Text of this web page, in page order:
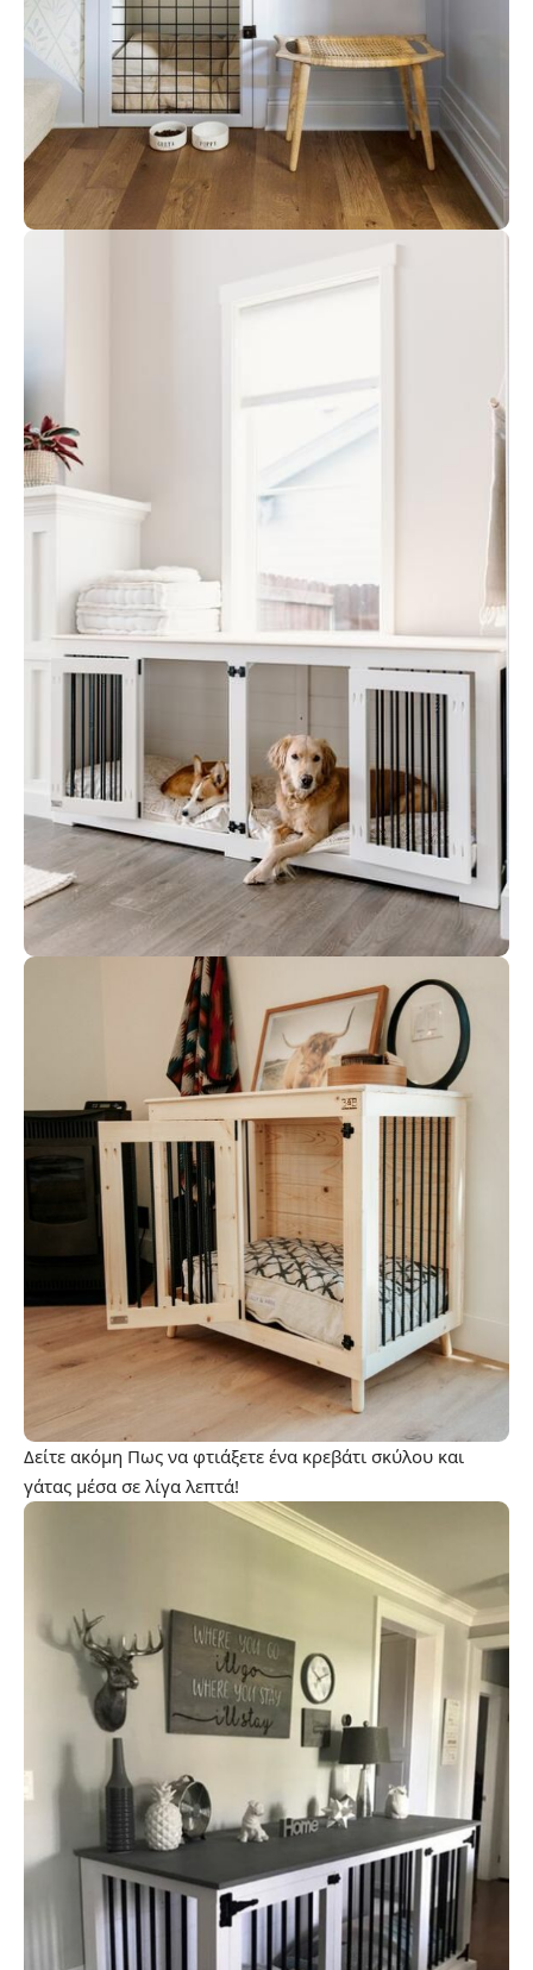
Δείτε ακόμη Πως να φτιάξετε ένα κρεβάτι σκύλου και
γάτας μέσα σε λίγα λεπτά!